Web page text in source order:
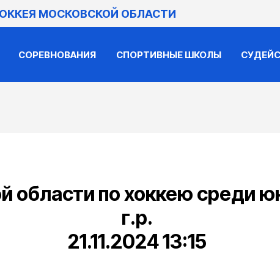
МОСКОВСКОЙ ОБЛАСТИ
СОРЕВНОВАНИЯ СПОРТИВНЫЕ ШКОЛЫ
области по хоккею среди
г.р.
21.11.2024 13:15